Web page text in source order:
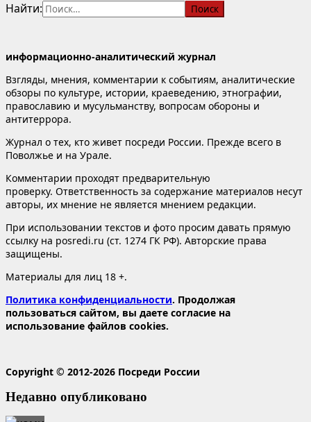
Найти:
информационно-аналитический журнал
Взгляды, мнения, комментарии к событиям, аналитические
обзоры по культуре, истории, краеведению, этнографии,
православию и мусульманству, вопросам обороны и
антитеррора.
Журнал о тех, кто живет посреди России. Прежде всего в
Поволжье и на Урале.
Комментарии проходят предварительную
проверку. Ответственность за содержание материалов несут
авторы, их мнение не является мнением редакции.
При использовании текстов и фото просим давать прямую
ссылку на posredi.ru (ст. 1274 ГК РФ). Авторские права
защищены.
Материалы для лиц 18 +.
Политика конфиденциальности. Продолжая
пользоваться сайтом, вы даете согласие на
использование файлов cookies.
Copyright © 2012-2026 Посреди России
Недавно опубликовано